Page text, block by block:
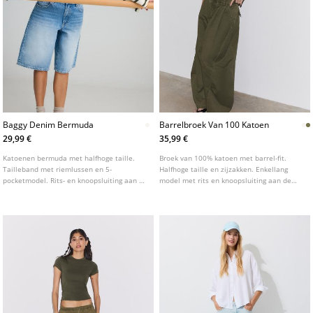
Baggy Denim Bermuda
29,99 €
Katoenen bermuda met halfhoge taille.
Tailleband met riemlussen en 5-
pocketmodel. Rits- en knoopsluiting aan de
Barrelbroek Van 100 Katoen
35,99 €
Broek van 100% katoen met barrel-fit.
Halfhoge taille en zijzakken. Enkellang
model met rits en knoopsluiting aan de